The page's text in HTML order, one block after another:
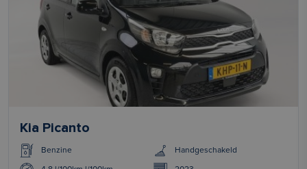
Kia Picanto
Benzine Handgeschakeld